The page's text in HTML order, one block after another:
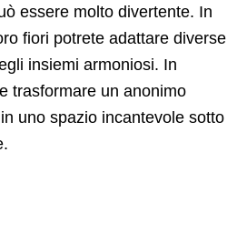
essere molto divertente. In
fiori potrete adattare diverse
insiemi armoniosi. In
trasformare un anonimo
uno spazio incantevole sotto